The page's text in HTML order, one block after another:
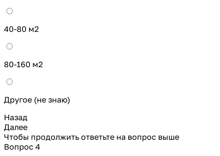
40-80 м2
80-160 м2
Другое (не знаю)
Назад
Далее
Чтобы продолжить ответьте на вопрос выше
Вопрос 4